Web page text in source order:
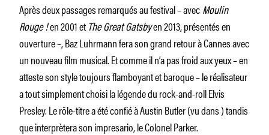
Après deux passages remarqués au festival – avecMoulin
Rouge !en 2001 etThe Great Gatsbyen 2013, présentés en
ouverture –, Baz Luhrmann fera son grand retour à Cannes avec
un nouveau film musical. Et comme il n’a pas froid aux yeux – en
atteste son style toujours flamboyant et baroque – le réalisateur
a tout simplement choisi la légende du rock-and-roll Elvis
Presley. Le rôle-titre a été confié à Austin Butler (vu dans ) tandis
que interprètera son impresario, le Colonel Parker.